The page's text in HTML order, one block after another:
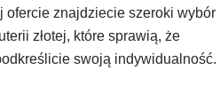
ofercie znajdziecie szeroki wybór
złotej, które sprawią, że
swoją indywidualność.